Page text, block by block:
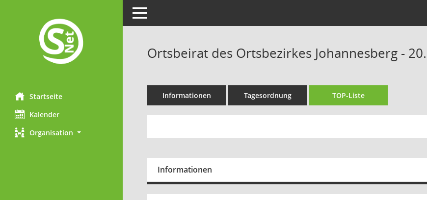
Startseite
Kalender
Organisation
Toggle navigation
Ortsbeirat des Ortsbezirkes Johannesberg -
Informationen Tagesordnung TOP-Liste
Informationen